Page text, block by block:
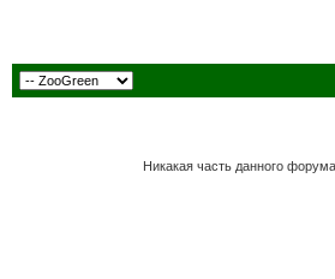
Никакая часть данного